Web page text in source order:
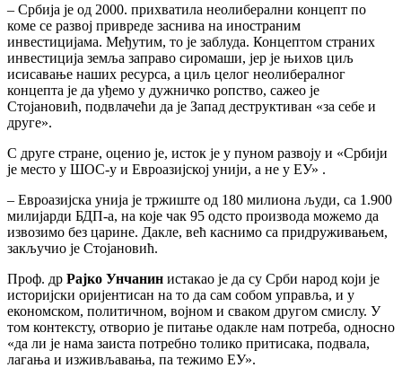
– Србија је од 2000. прихватила неолиберални концепт по
коме се развој привреде заснива на иностраним
инвестицијама. Међутим, то је заблуда. Концептом страних
инвестиција земља заправо сиромаши, јер је њихов циљ
исисавање наших ресурса, а циљ целог неолибералног
концепта је да уђемо у дужничко ропство, сажео је
Стојановић, подвлачећи да је Запад деструктиван «за себе и
друге».
С друге стране, оценио је, исток је у пуном развоју и «Србији
је место у ШОС-у и Евроазијској унији, а не у ЕУ» .
– Евроазијска унија је тржиште од 180 милиона људи, са 1.900
милијарди БДП-а, на које чак 95 одсто производа можемо да
извозимо без царине. Дакле, већ каснимо са придруживањем,
закључио је Стојановић.
Проф. др Рајко Унчанин истакао је да су Срби народ који је
историјски оријентисан на то да сам собом управља, и у
економском, политичном, војном и сваком другом смислу. У
том контексту, отворио је питање одакле нам потреба, односно
«да ли је нама заиста потребно толико притисака, подвала,
лагања и изживљавања, па тежимо ЕУ».